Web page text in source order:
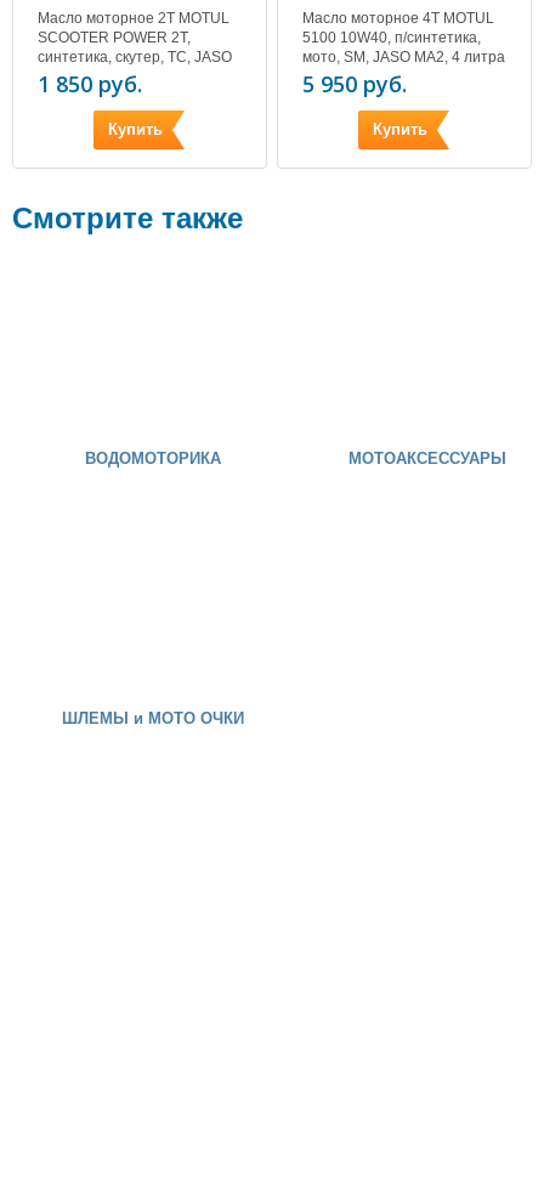
Масло моторное 2T MOTUL
SCOOTER POWER 2T,
синтетика, скутер, TC, JASO
FC, 1 литр
1 850 руб.
Купить
Масло моторное 4T MOTUL
5100 10W40, п/синтетика,
мото, SM, JASO MA2, 4 литра
5 950 руб.
Купить
Смотрите также
ВОДОМОТОРИКА МОТОАКСЕССУАРЫ
ШЛЕМЫ и МОТО ОЧКИ